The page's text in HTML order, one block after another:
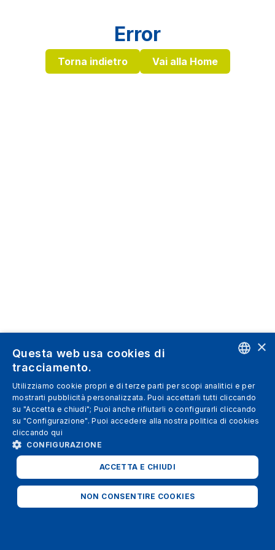
Error
Torna indietro Vai alla Home
SPANISH
ITALIAN
FRENCH
×
Questa web usa cookies di
tracciamento.
Utilizziamo cookie propri e di terze parti per scopi analitici e per
mostrarti pubblicità personalizzata. Puoi accettarli tutti cliccando
su "Accetta e chiudi"; Puoi anche rifiutarli o configurarli cliccando
su "Configurazione". Puoi accedere alla nostra politica di cookies
cliccando qui
CONFIGURAZIONE
ACCETTA E CHIUDI
NON CONSENTIRE COOKIES